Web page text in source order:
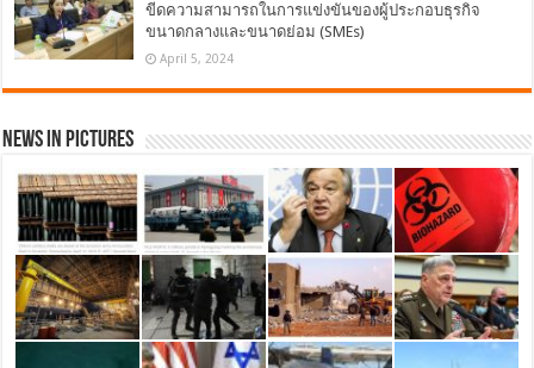
ขีดความสามารถในการแข่งขันของผู้ประกอบธุรกิจ
ขนาดกลางและขนาดย่อม (SMEs)
April 5, 2024
News in Pictures